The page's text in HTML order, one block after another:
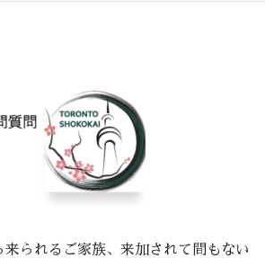
来られるご家族、来加されて間もない